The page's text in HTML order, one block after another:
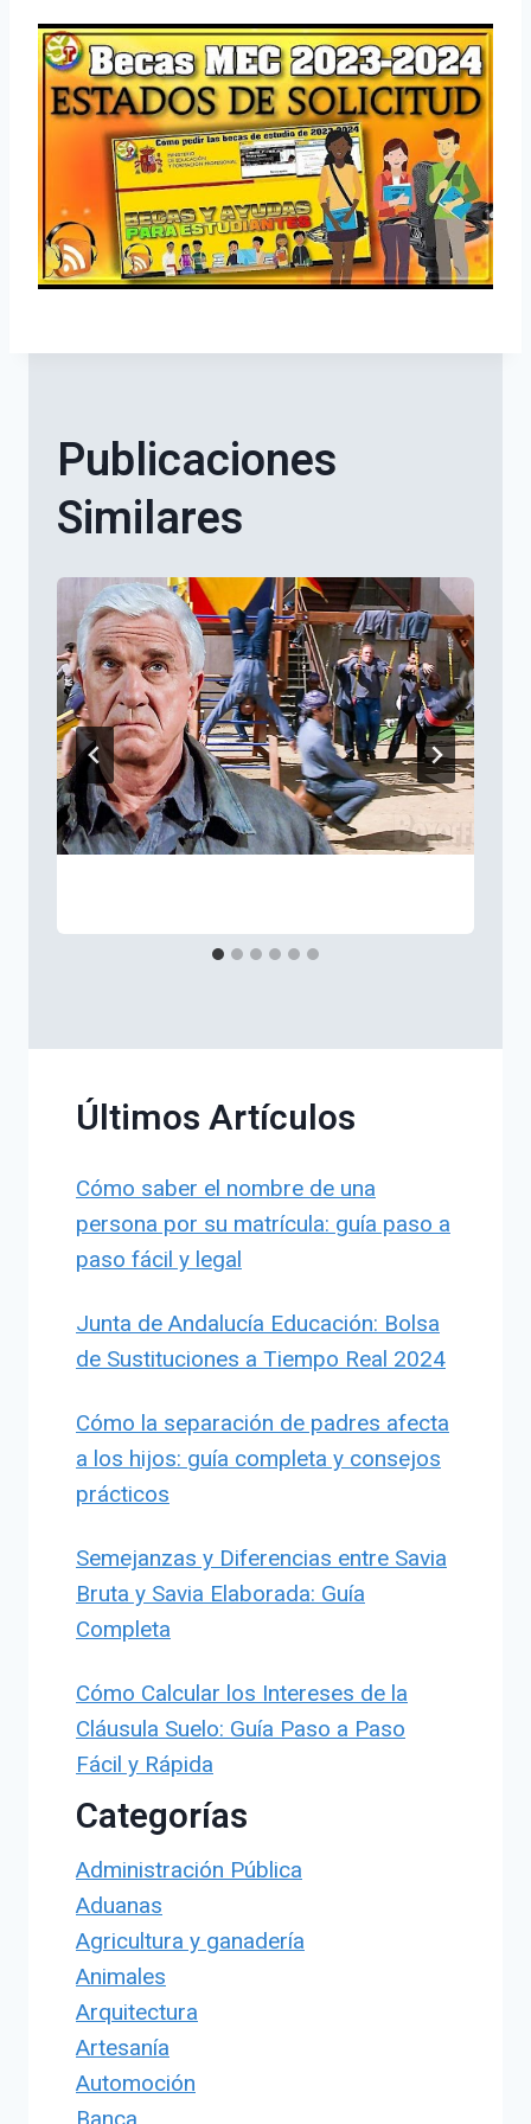
Publicaciones
Similares
Últimos Artículos
Cómo saber el nombre de una
persona por su matrícula: guía paso a
paso fácil y legal
Junta de Andalucía Educación: Bolsa
de Sustituciones a Tiempo Real 2024
Cómo la separación de padres afecta
a los hijos: guía completa y consejos
prácticos
Semejanzas y Diferencias entre Savia
Bruta y Savia Elaborada: Guía
Completa
Cómo Calcular los Intereses de la
Cláusula Suelo: Guía Paso a Paso
Fácil y Rápida
Categorías
Administración Pública
Aduanas
Agricultura y ganadería
Animales
Arquitectura
Artesanía
Automoción
Banca